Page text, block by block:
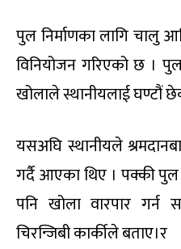
पुल निर्माणका लागि चालु
विनियोजन गरिएको छ ।
खोलाले स्थानीयलाई घण्टौं
यसअघि स्थानीयले
गर्दै आएका थिए । पक्की
पनि खोला वारपार गर्न
चिरन्जिबी कार्कीले बताए।र